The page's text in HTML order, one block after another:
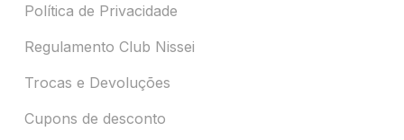
Política de Privacidade
Regulamento Club Nissei
Trocas e Devoluções
Cupons de desconto